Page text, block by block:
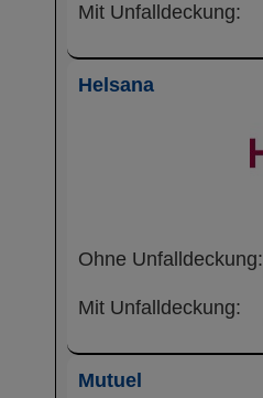
Mit Unfalldeckung:
Helsana
Ohne Unfalldeckung:
Mit Unfalldeckung:
Mutuel